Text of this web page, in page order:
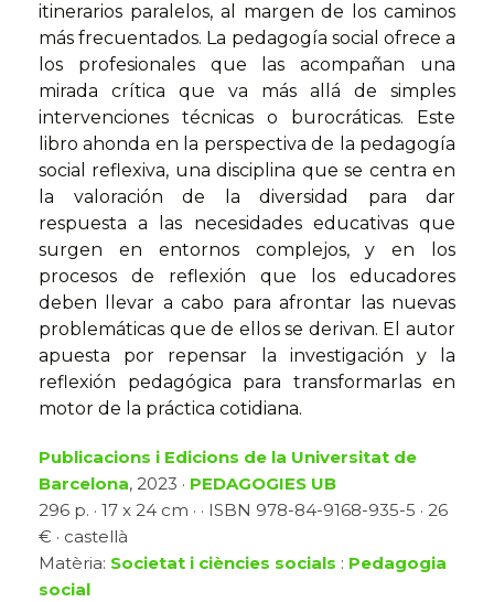
itinerarios paralelos, al margen de los caminos
más frecuentados. La pedagogía social ofrece a
los profesionales que las acompañan una
mirada crítica que va más allá de simples
intervenciones técnicas o burocráticas. Este
libro ahonda en la perspectiva de la pedagogía
social reflexiva, una disciplina que se centra en
la valoración de la diversidad para dar
respuesta a las necesidades educativas que
surgen en entornos complejos, y en los
procesos de reflexión que los educadores
deben llevar a cabo para afrontar las nuevas
problemáticas que de ellos se derivan. El autor
apuesta por repensar la investigación y la
reflexión pedagógica para transformarlas en
motor de la práctica cotidiana.
Publicacions i Edicions de la Universitat de
Barcelona, 2023 · PEDAGOGIES UB
296 p. · 17 x 24 cm · · ISBN 978-84-9168-935-5 · 26
€ · castellà
Matèria: Societat i ciències socials : Pedagogia
social